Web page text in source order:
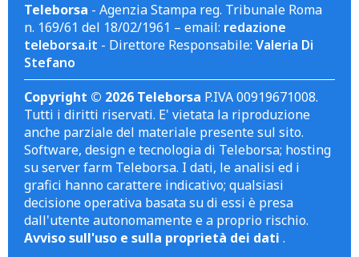
Teleborsa - Agenzia Stampa reg. Tribunale Roma
n. 169/61 del 18/02/1961 – email: redazione
teleborsa.it - Direttore Responsabile: Valeria Di
Stefano
Copyright © 2026 Teleborsa P.IVA 00919671008.
Tutti i diritti riservati. E' vietata la riproduzione
anche parziale del materiale presente sul sito.
Software, design e tecnologia di Teleborsa; hosting
su server farm Teleborsa. I dati, le analisi ed i
grafici hanno carattere indicativo; qualsiasi
decisione operativa basata su di essi è presa
dall'utente autonomamente e a proprio rischio.
Avviso sull'uso e sulla proprietà dei dati .